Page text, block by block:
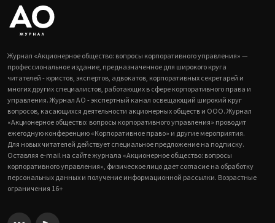
Журнал «Акционерное общество: вопросы корпоративного управления» —
профессиональное издание, предназначенное для широкого круга
читателей - юристов, экспертов, адвокатов, корпоративных секретарей и
многих других специалистов, работающих в сфере корпоративного права и
управления. Журнал АО - экспертный канал освещающий широкий круг
вопросов, касающихся деятельности акционерных обществ и ООО. Журнал
«Акционерное общество: вопросы корпоративного управления» проводит
ежегодную конференцию «Корпоративное право» и другие мероприятия.
Для новых читателей действует специальное предложение на подписку.
Оставляя e-mail на сайте журнала «Акционерное общество: вопросы
корпоративного управления», физическое лицо дает согласие на обработку
персональных данных и получение информационной рассылки. Возрастные
ограничения 16+